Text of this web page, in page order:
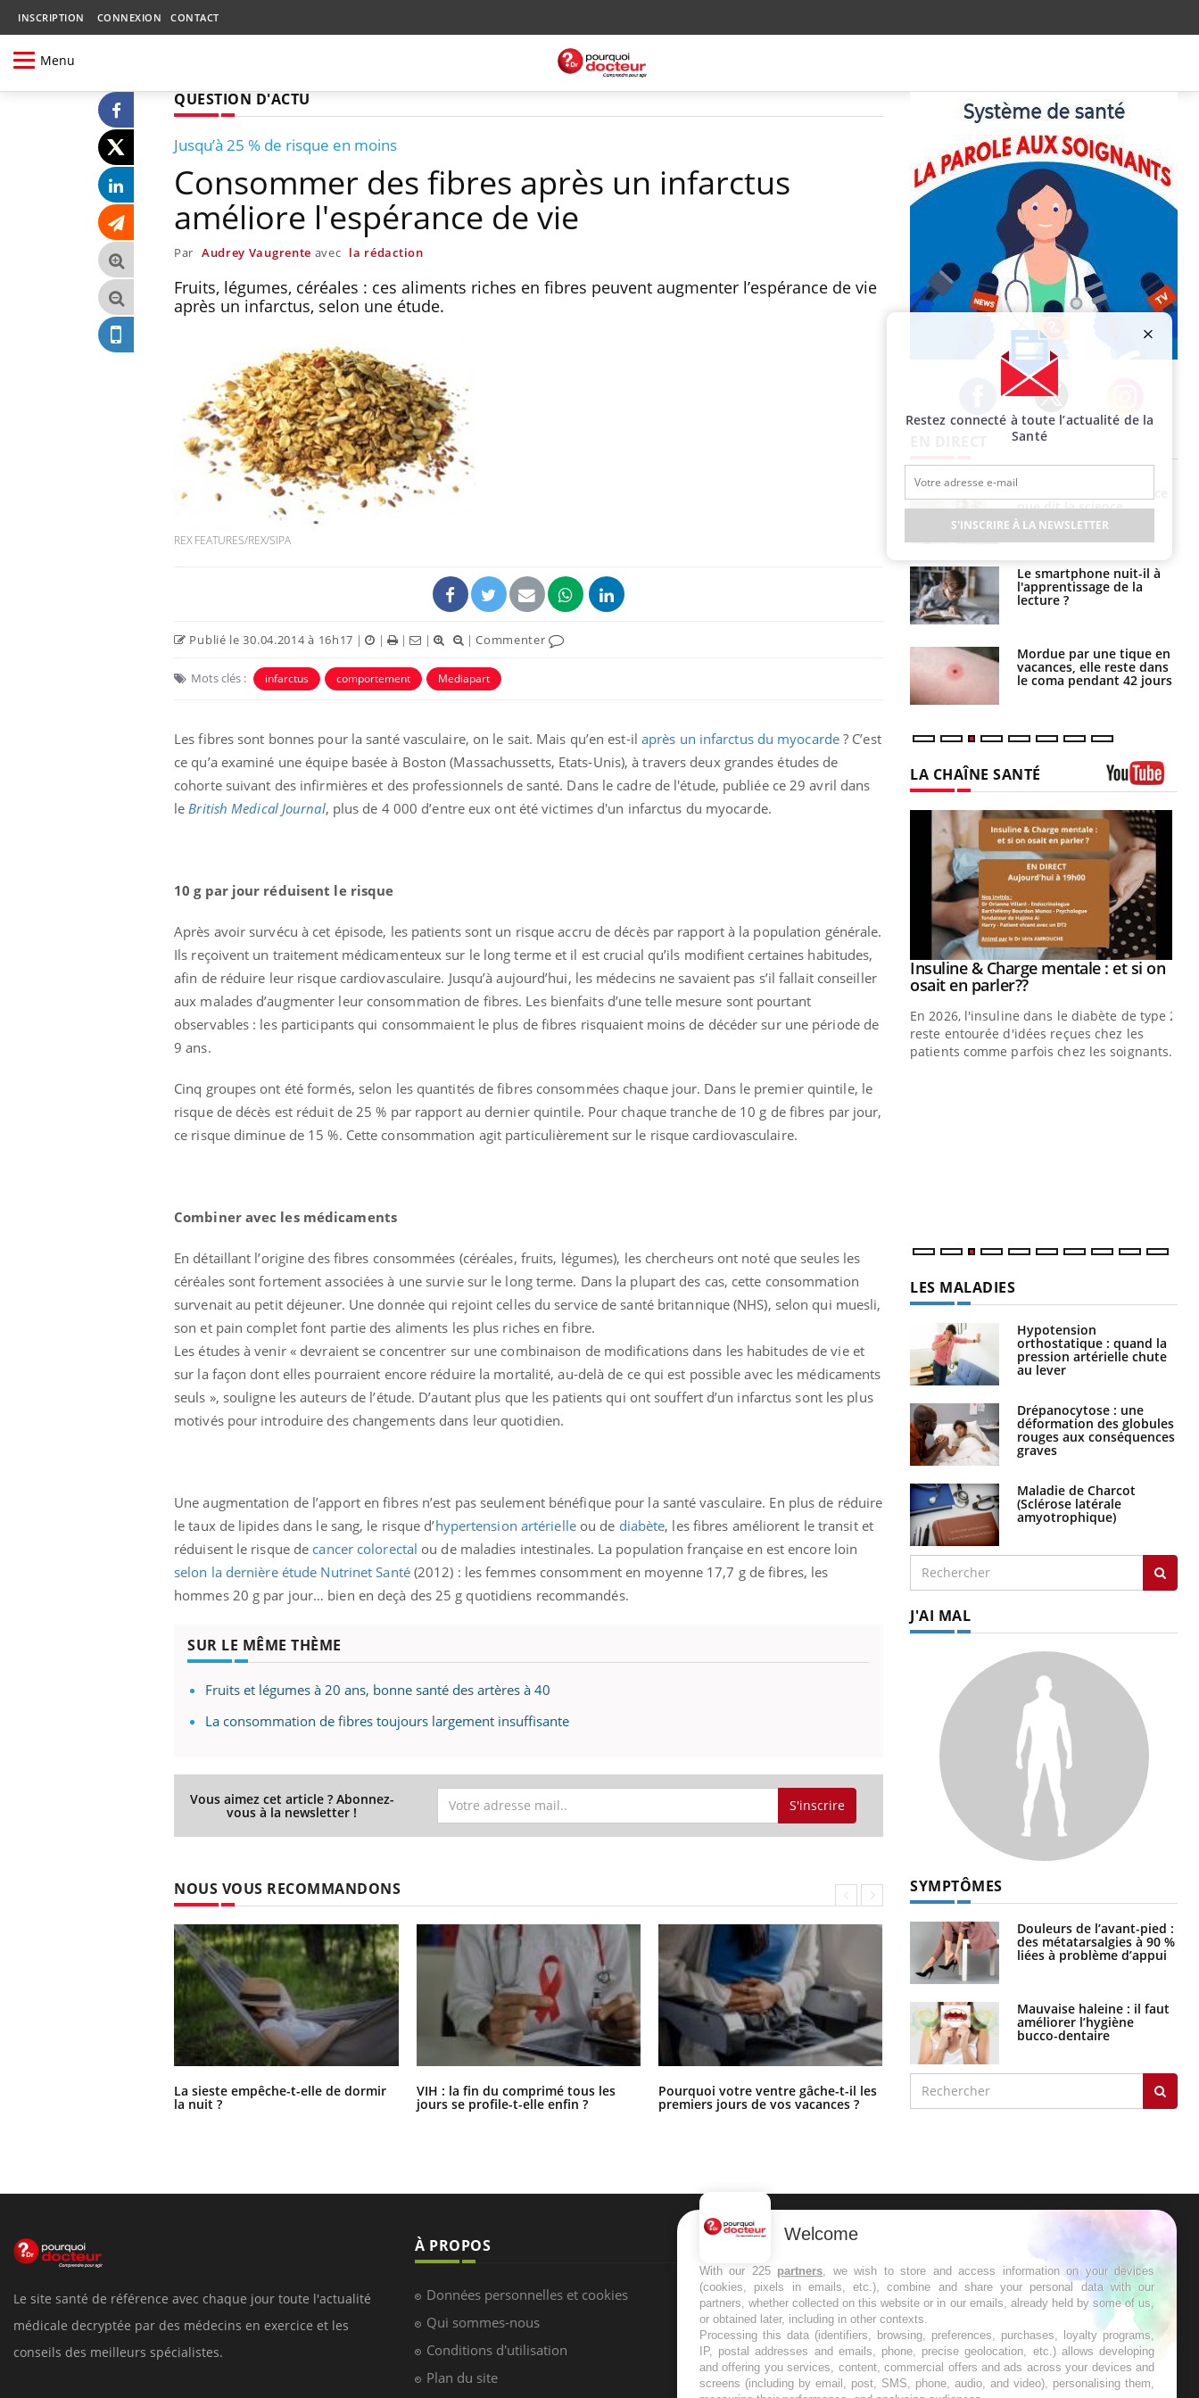
INSCRIPTION CONNEXION CONTACT
Menu
QUESTION D'ACTU
Jusqu’à 25 % de risque en moins
Consommer des fibres après un infarctus
améliore l'espérance de vie
Par Audrey Vaugrente avec la rédaction
Fruits, légumes, céréales : ces aliments riches en fibres peuvent augmenter l’espérance de vie
après un infarctus, selon une étude.
REX FEATURES/REX/SIPA
Publié le 30.04.2014 à 16h17 | | | | |Commenter
Mots clés : infarctus comportement Mediapart
Les fibres sont bonnes pour la santé vasculaire, on le sait. Mais qu’en est-il après un infarctus du myocarde? C’est
ce qu’a examiné une équipe basée à Boston (Massachussetts, Etats-Unis), à travers deux grandes études de
cohorte suivant des infirmières et des professionnels de santé. Dans le cadre de l'étude, publiée ce 29 avril dans
le British Medical Journal, plus de 4 000 d’entre eux ont été victimes d'un infarctus du myocarde.
10 g par jour réduisent le risque
Après avoir survécu à cet épisode, les patients sont un risque accru de décès par rapport à la population générale.
Ils reçoivent un traitement médicamenteux sur le long terme et il est crucial qu’ils modifient certaines habitudes,
afin de réduire leur risque cardiovasculaire. Jusqu’à aujourd’hui, les médecins ne savaient pas s’il fallait conseiller
aux malades d’augmenter leur consommation de fibres. Les bienfaits d’une telle mesure sont pourtant
observables : les participants qui consommaient le plus de fibres risquaient moins de décéder sur une période de
9 ans.
Cinq groupes ont été formés, selon les quantités de fibres consommées chaque jour. Dans le premier quintile, le
risque de décès est réduit de 25 % par rapport au dernier quintile. Pour chaque tranche de 10 g de fibres par jour,
ce risque diminue de 15 %. Cette consommation agit particulièrement sur le risque cardiovasculaire.
Combiner avec les médicaments
En détaillant l’origine des fibres consommées (céréales, fruits, légumes), les chercheurs ont noté que seules les
céréales sont fortement associées à une survie sur le long terme. Dans la plupart des cas, cette consommation
survenait au petit déjeuner. Une donnée qui rejoint celles du service de santé britannique (NHS), selon qui muesli,
son et pain complet font partie des aliments les plus riches en fibre.
Les études à venir « devraient se concentrer sur une combinaison de modifications dans les habitudes de vie et
sur la façon dont elles pourraient encore réduire la mortalité, au-delà de ce qui est possible avec les médicaments
seuls », souligne les auteurs de l’étude. D’autant plus que les patients qui ont souffert d’un infarctus sont les plus
motivés pour introduire des changements dans leur quotidien.
Une augmentation de l’apport en fibres n’est pas seulement bénéfique pour la santé vasculaire. En plus de réduire
le taux de lipides dans le sang, le risque d’hypertension artérielleou de diabète, les fibres améliorent le transit et
réduisent le risque de cancer colorectal ou de maladies intestinales. La population française en est encore loin
selon la dernière étude Nutrinet Santé(2012) : les femmes consomment en moyenne 17,7 g de fibres, les
hommes 20 g par jour… bien en deçà des 25 g quotidiens recommandés.
SUR LE MÊME THÈME
Fruits et légumes à 20 ans, bonne santé des artères à 40
La consommation de fibres toujours largement insuffisante
Vous aimez cet article ? Abonnez-
vous à la newsletter ! S'inscrire
NOUS VOUS RECOMMANDONS
La sieste empêche-t-elle de dormir
la nuit ?
VIH : la fin du comprimé tous les
jours se profile-t-elle enfin ?
Pourquoi votre ventre gâche-t-il les
premiers jours de vos vacances ?
Fortes chaleurs : pourquoi le risque
de noyade grimpe-t-il ?
Facebook Twitter Instagram
VIH : la fin du comprimé
tous les jours se profile-t-
elle enfin ?
Pourquoi votre ventre
gâche-t-il les premiers
jours de vos vacances ?
que dit la science
Le smartphone nuit-il à
l'apprentissage de la
lecture ?
Mordue par une tique en
vacances, elle reste dans
le coma pendant 42 jours
LA CHAÎNE SANTÉ
Eczéma Chronique des Mains :
expliquer ma maladieYoutube
Il y a des sujets qui sont faciles à aborder...
d'autres non ! D'un côté, poser des
Youtube
Carence en fer : comprendre pour
prévenirYoutube
Fatigue, irritabilité, brouillard mental ou
même alopécie… Les symptômes de la
Youtube
Insuline & Charge mentale : et si on
osait en parler??Youtube
En 2026, l'insuline dans le diabète de type 2
reste entourée d'idées reçues chez les
patients comme parfois chez les soignants.
LES MALADIES
Hypotension
orthostatique : quand la
pression artérielle chute
au lever
Drépanocytose : une
déformation des globules
rouges aux conséquences
graves
Maladie de Charcot
(Sclérose latérale
amyotrophique)
J'AI MAL
SYMPTÔMES
Douleurs de l’avant-pied :
des métatarsalgies à 90 %
liées à problème d’appui
Mauvaise haleine : il faut
améliorer l’hygiène
bucco-dentaire
Restez connecté à toute l’actualité de la
Santé
S'INSCRIRE À LA NEWSLETTER
Le site santé de référence avec chaque jour toute l'actualité
médicale decryptée par des médecins en exercice et les
conseils des meilleurs spécialistes.
À PROPOS
Données personnelles et cookies
Qui sommes-nous
Conditions d'utilisation
Plan du site
NEWSLETTER
Recevez toutes les semaines les meilleures
infos santé
Welcome
With our 225 partners, we wish to store and access information on your devices
(cookies, pixels in emails, etc.), combine and share your personal data with our
partners, whether collected on this website or in our emails, already held by some of us,
or obtained later, including in other contexts.
Processing this data (identifiers, browsing, preferences, purchases, loyalty programs,
IP, postal addresses and emails, phone, precise geolocation, etc.) allows developing
and offering you services, content, commercial offers and ads across your devices and
screens (including by email, post, SMS, phone, audio, and video), personalising them,